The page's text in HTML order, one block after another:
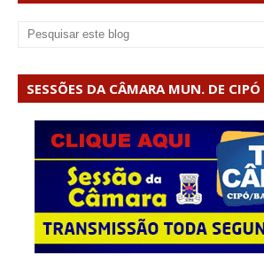
SESSÕES DA CÂMARA MUN. DE CIPÓ